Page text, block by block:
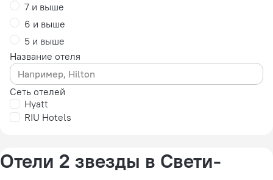
7 и выше
6 и выше
5 и выше
Название отеля
Сеть отелей
Hyatt
RIU Hotels
Отели 2 звезды в Свети-